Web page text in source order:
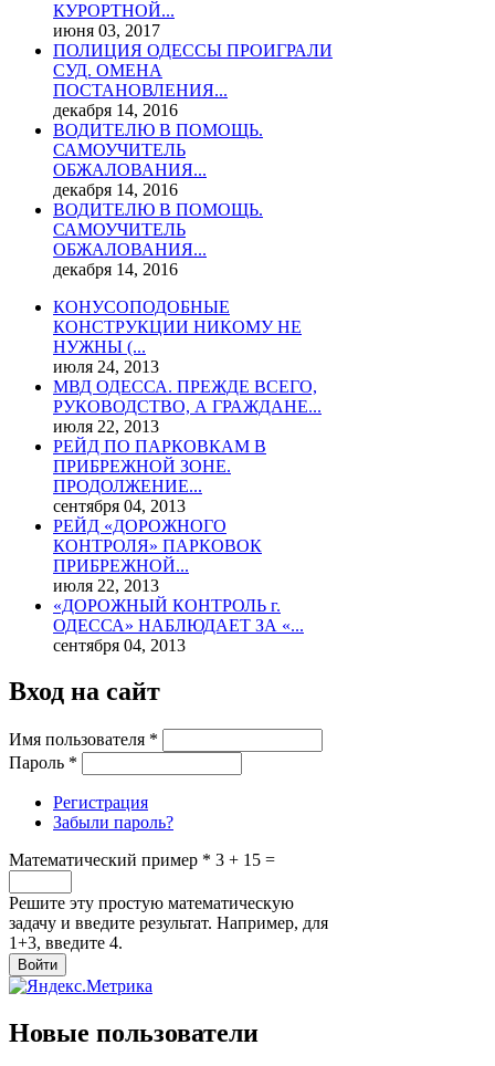
КУРОРТНОЙ...
июня 03, 2017
ПОЛИЦИЯ ОДЕССЫ ПРОИГРАЛИ
СУД. ОМЕНА
ПОСТАНОВЛЕНИЯ...
декабря 14, 2016
ВОДИТЕЛЮ В ПОМОЩЬ.
САМОУЧИТЕЛЬ
ОБЖАЛОВАНИЯ...
декабря 14, 2016
ВОДИТЕЛЮ В ПОМОЩЬ.
САМОУЧИТЕЛЬ
ОБЖАЛОВАНИЯ...
декабря 14, 2016
КОНУСОПОДОБНЫЕ
КОНСТРУКЦИИ НИКОМУ НЕ
НУЖНЫ (...
июля 24, 2013
МВД ОДЕССА. ПРЕЖДЕ ВСЕГО,
РУКОВОДСТВО, А ГРАЖДАНЕ...
июля 22, 2013
РЕЙД ПО ПАРКОВКАМ В
ПРИБРЕЖНОЙ ЗОНЕ.
ПРОДОЛЖЕНИЕ...
сентября 04, 2013
РЕЙД «ДОРОЖНОГО
КОНТРОЛЯ» ПАРКОВОК
ПРИБРЕЖНОЙ...
июля 22, 2013
«ДОРОЖНЫЙ КОНТРОЛЬ г.
ОДЕССА» НАБЛЮДАЕТ ЗА «...
сентября 04, 2013
Вход на сайт
Имя пользователя *
Пароль *
Регистрация
Забыли пароль?
Математический пример * 3 + 15 =
Решите эту простую математическую
задачу и введите результат. Например, для
1+3, введите 4.
Новые пользователи